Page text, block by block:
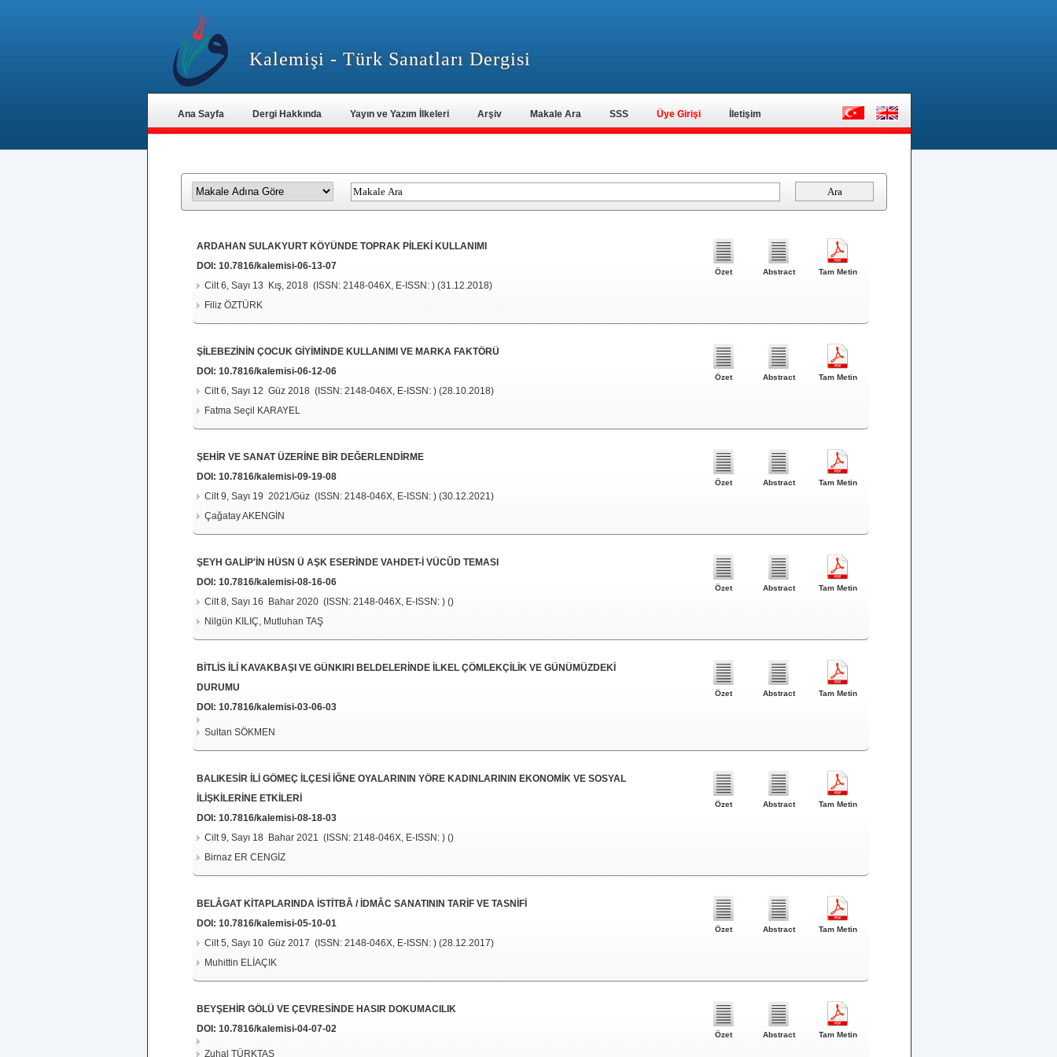
Kalemişi - Türk Sanatları Dergisi
Ana Sayfa Dergi Hakkında Yayın ve Yazım İlkeleri Arşiv Makale Ara SSS Üye Girişi İletişim
ARDAHAN SULAKYURT KÖYÜNDE TOPRAK PİLEKİ KULLANIMI
DOI: 10.7816/kalemisi-06-13-07
Cilt 6, Sayı 13 Kış, 2018 (ISSN: 2148-046X, E-ISSN: ) (31.12.2018)
Filiz ÖZTÜRK
Tam Metin
Abstract
Özet
ŞİLEBEZİNİN ÇOCUK GİYİMİNDE KULLANIMI VE MARKA FAKTÖRÜ
DOI: 10.7816/kalemisi-06-12-06
Cilt 6, Sayı 12 Güz 2018 (ISSN: 2148-046X, E-ISSN: ) (28.10.2018)
Fatma Seçil KARAYEL
Tam Metin
Abstract
Özet
ŞEHİR VE SANAT ÜZERİNE BİR DEĞERLENDİRME
DOI: 10.7816/kalemisi-09-19-08
Cilt 9, Sayı 19 2021/Güz (ISSN: 2148-046X, E-ISSN: ) (30.12.2021)
Çağatay AKENGİN
Tam Metin
Abstract
Özet
ŞEYH GALİP'İN HÜSN Ü AŞK ESERİNDE VAHDET-İ VÜCÛD TEMASI
DOI: 10.7816/kalemisi-08-16-06
Cilt 8, Sayı 16 Bahar 2020 (ISSN: 2148-046X, E-ISSN: ) ()
Nilgün KILIÇ, Mutluhan TAŞ
Tam Metin
Abstract
Özet
BİTLİS İLİ KAVAKBAŞI VE GÜNKIRI BELDELERİNDE İLKEL ÇÖMLEKÇİLİK VE GÜNÜMÜZDEKİ
DURUMU
DOI: 10.7816/kalemisi-03-06-03
Sultan SÖKMEN
Tam Metin
Abstract
Özet
BALIKESİR İLİ GÖMEÇ İLÇESİ İĞNE OYALARININ YÖRE KADINLARININ EKONOMİK VE SOSYAL
İLİŞKİLERİNE ETKİLERİ
DOI: 10.7816/kalemisi-08-18-03
Cilt 9, Sayı 18 Bahar 2021 (ISSN: 2148-046X, E-ISSN: ) ()
Birnaz ER CENGİZ
Tam Metin
Abstract
Özet
BELÂGAT KİTAPLARINDA İSTİTBÂ / İDMÂC SANATININ TARİF VE TASNİFİ
DOI: 10.7816/kalemisi-05-10-01
Cilt 5, Sayı 10 Güz 2017 (ISSN: 2148-046X, E-ISSN: ) (28.12.2017)
Muhittin ELİAÇIK
Tam Metin
Abstract
Özet
BEYŞEHİR GÖLÜ VE ÇEVRESİNDE HASIR DOKUMACILIK
DOI: 10.7816/kalemisi-04-07-02
Zuhal TÜRKTAŞ
Tam Metin
Abstract
Özet